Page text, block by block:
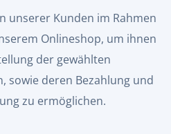
unserer Kunden im Rahmen
Onlineshop, um ihnen
der gewählten
sowie deren Bezahlung und
zu ermöglichen.